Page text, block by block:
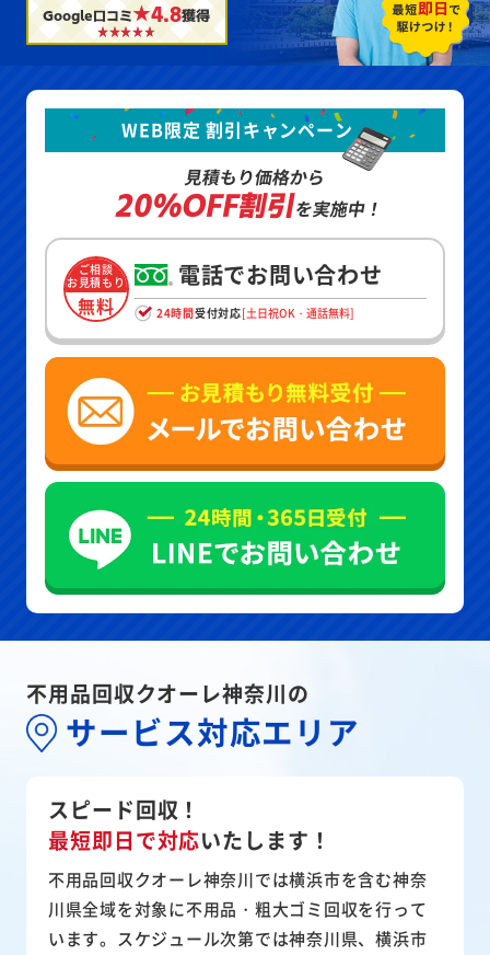
Google口コミ★4.8獲得
WEB限定 割引キャンペーン
見積もり価格から
20%OFF割引を実施中！
ご相談
お見積もり
無料
電話でお問い合わせ
24時間受付対応[土日祝OK・通話無料]
不用品回収クオーレ神奈川の
サービス対応エリア
スピード回収！
最短即日で対応いたします！
不用品回収クオーレ神奈川では横浜市を含む神奈
川県全域を対象に不用品・粗大ゴミ回収を行って
います。スケジュール次第では神奈川県、横浜市